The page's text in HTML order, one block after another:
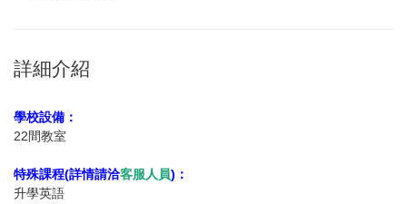
詳細介紹
學校設備：
22間教室
特殊課程(詳情請洽客服人員)：
升學英語